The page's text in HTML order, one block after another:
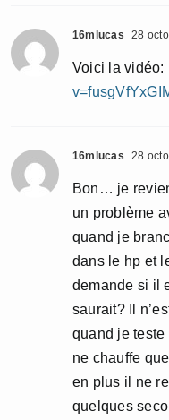
16mlucas 28
Voici la vidéo:
16mlucas 28
Bon… je
un problème
quand je
dans le hp et
demande si il
saurait? Il
quand je teste
ne chauffe
en plus il ne
quelques